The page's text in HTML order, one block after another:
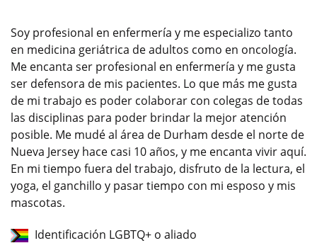
Soy profesional en enfermería y me especializo tanto
en medicina geriátrica de adultos como en oncología.
Me encanta ser profesional en enfermería y me gusta
ser defensora de mis pacientes. Lo que más me gusta
de mi trabajo es poder colaborar con colegas de todas
las disciplinas para poder brindar la mejor atención
posible. Me mudé al área de Durham desde el norte de
Nueva Jersey hace casi 10 años, y me encanta vivir aquí.
En mi tiempo fuera del trabajo, disfruto de la lectura, el
yoga, el ganchillo y pasar tiempo con mi esposo y mis
mascotas.
Identificación LGBTQ+ o aliado